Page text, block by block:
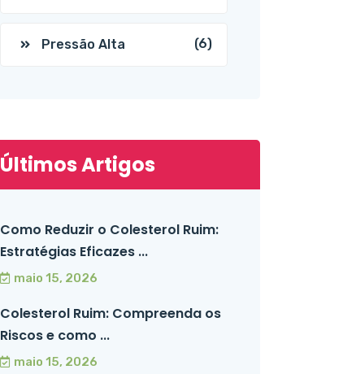
Pressão Alta (6)
Últimos Artigos
Como Reduzir o Colesterol Ruim:
Estratégias Eficazes ...
maio 15, 2026
Colesterol Ruim: Compreenda os
Riscos e como ...
maio 15, 2026